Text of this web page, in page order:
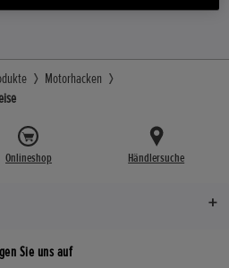
Motorhacken
Onlineshop Händlersuche
Sie uns auf